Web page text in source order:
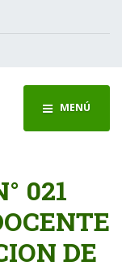
MENÚ
021
DE